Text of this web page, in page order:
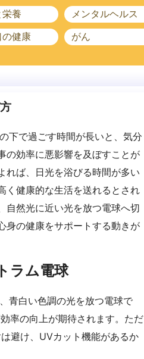
養 メンタルヘルス
健康 がん
下で過ごす時間が長いと、気分
の効率に悪影響を及ぼすことが
れば、日光を浴びる時間が多い
く健康的な生活を送れるとされ
自然光に近い光を放つ電球へ切
身の健康をサポートする動きが
ラム電球
青白い色調の光を放つ電球で
率の向上が期待されます。ただ
避け、UVカット機能があるか